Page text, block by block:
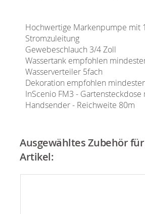
Hochwertige Markenpumpe mit
Stromzuleitung
Gewebeschlauch 3/4 Zoll
Wassertank empfohlen
Wasserverteiler 5fach
Dekoration empfohlen
InScenio FM3 -
Handsender - Reichweite 80m
Ausgewähltes Zubehör
Artikel: